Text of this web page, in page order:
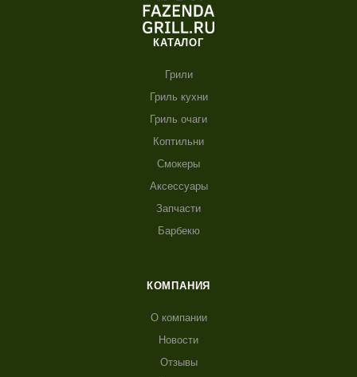
КАТАЛОГ
Грили
Гриль кухни
Гриль очаги
Коптильни
Смокеры
Аксессуары
Запчасти
Барбекю
КОМПАНИЯ
О компании
Новости
Отзывы